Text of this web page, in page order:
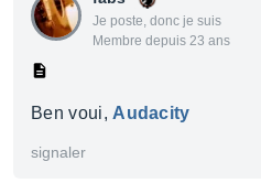
Je poste, donc je suis
Membre depuis 23 ans
Ben voui, Audacity
signaler